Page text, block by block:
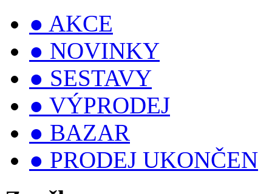
● AKCE
● NOVINKY
● SESTAVY
● VÝPRODEJ
● BAZAR
● PRODEJ UKONČEN